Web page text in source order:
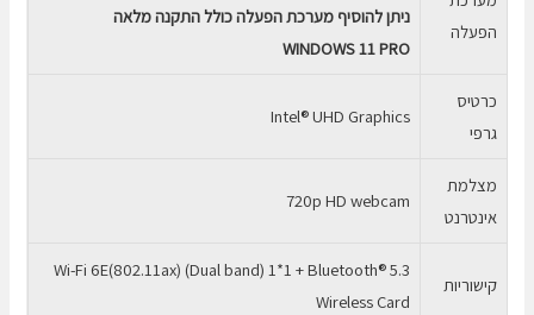
הפעלה
ניתן להוסיף מערכת הפעלה כולל התקנה מלאה
WINDOWS 11 PRO
כרטיס
גרפי
Intel® UHD Graphics
מצלמת
אינטרנט
720p HD webcam
קישוריות
Wi-Fi 6E(802.11ax) (Dual band) 1*1 + Bluetooth® 5.3
Wireless Card